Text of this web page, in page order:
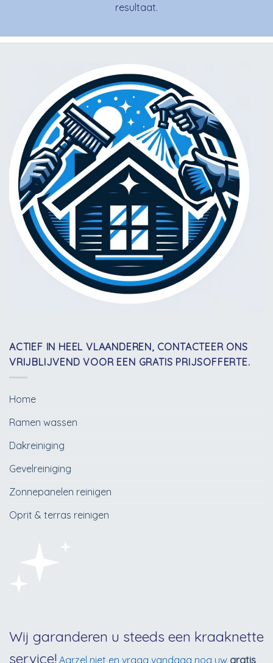
resultaat.
ACTIEF IN HEEL VLAANDEREN, CONTACTEER ONS
VRIJBLIJVEND VOOR EEN GRATIS PRIJSOFFERTE.
Home
Ramen wassen
Dakreiniging
Gevelreiniging
Zonnepanelen reinigen
Oprit & terras reinigen
Wij garanderen u steeds een kraaknette
service! Aarzel niet en vraag vandaag nog uw gratis